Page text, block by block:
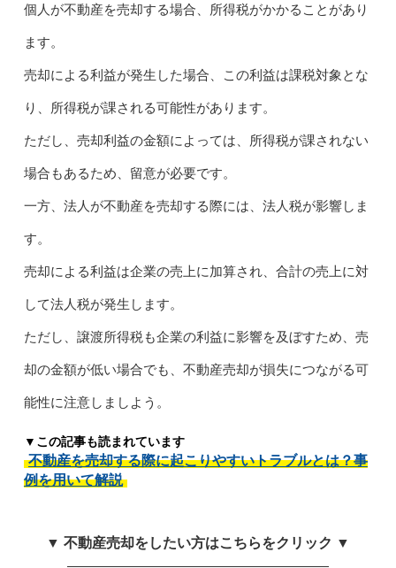
個人が不動産を売却する場合、所得税がかかることがあり
ます。
売却による利益が発生した場合、この利益は課税対象とな
り、所得税が課される可能性があります。
ただし、売却利益の金額によっては、所得税が課されない
場合もあるため、留意が必要です。
一方、法人が不動産を売却する際には、法人税が影響しま
す。
売却による利益は企業の売上に加算され、合計の売上に対
して法人税が発生します。
ただし、譲渡所得税も企業の利益に影響を及ぼすため、売
却の金額が低い場合でも、不動産売却が損失につながる可
能性に注意しましよう。
▼この記事も読まれています
不動産を売却する際に起こりやすいトラブルとは？事
例を用いて解説
▼ 不動産売却をしたい方はこちらをクリック ▼